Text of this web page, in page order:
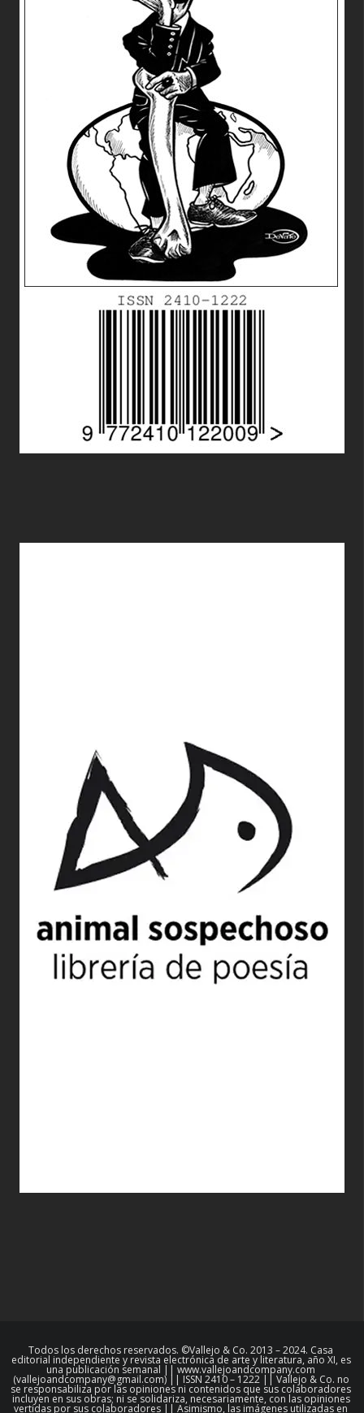
Todos los derechos reservados. ©Vallejo & Co. 2013 – 2024. Casa
editorial independiente y revista electrónica de arte y literatura, año XI, es
una publicación semanal || www.vallejoandcompany.com
(vallejoandcompany@gmail.com) || ISSN 2410 – 1222 || Vallejo & Co. no
se responsabiliza por las opiniones ni contenidos que sus colaboradores
incluyen en sus obras; ni se solidariza, necesariamente, con las opiniones
vertidas por sus colaboradores || Asimismo, las imágenes utilizadas en